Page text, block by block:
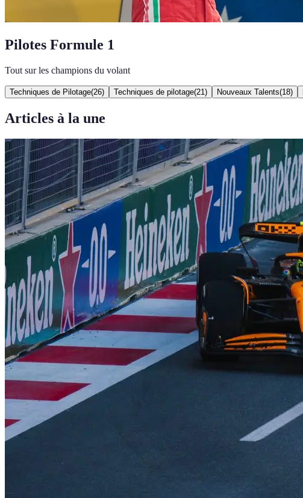
Pilotes Formule 1
Tout sur les champions du volant
Techniques de Pilotage(26) Techniques de pilotage(21 ) Nouveaux Talents(18)
Articles à la une